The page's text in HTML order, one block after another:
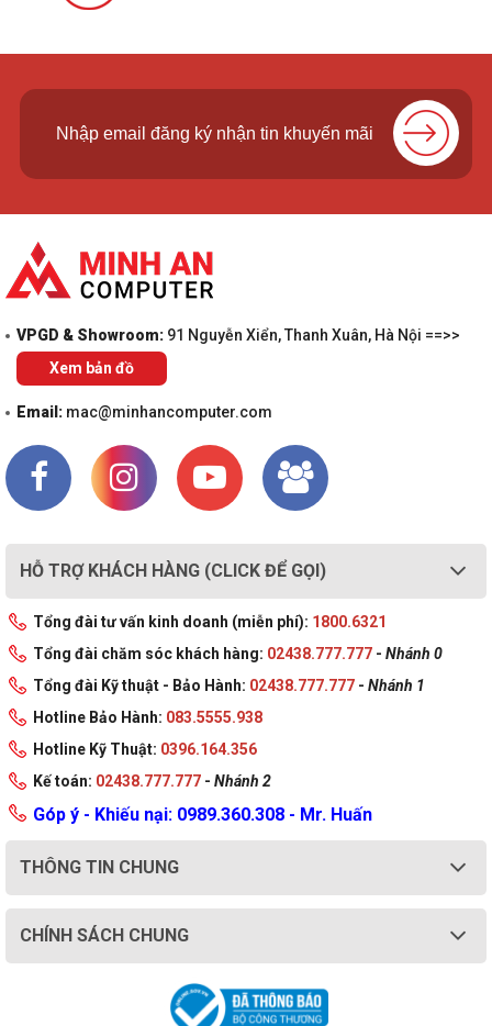
VPGD & Showroom: 91 Nguyễn Xiển, Thanh Xuân, Hà Nội ==>>
Xem bản đồ
Email: mac@minhancomputer.com
HỖ TRỢ KHÁCH HÀNG (CLICK ĐỂ GỌI)
Tổng đài tư vấn kinh doanh (miễn phí): 1800.6321
Tổng đài chăm sóc khách hàng: 02438.777.777 - Nhánh 0
Tổng đài Kỹ thuật - Bảo Hành: 02438.777.777 - Nhánh 1
Hotline Bảo Hành: 083.5555.938
Hotline Kỹ Thuật: 0396.164.356
Kế toán: 02438.777.777 - Nhánh 2
Góp ý - Khiếu nại: 0989.360.308 - Mr. Huấn
THÔNG TIN CHUNG
CHÍNH SÁCH CHUNG